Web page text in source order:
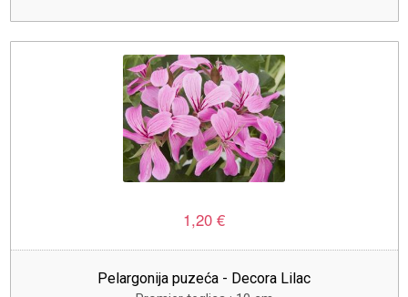
1,20 €
Pelargonija puzeća - Decora Lilac